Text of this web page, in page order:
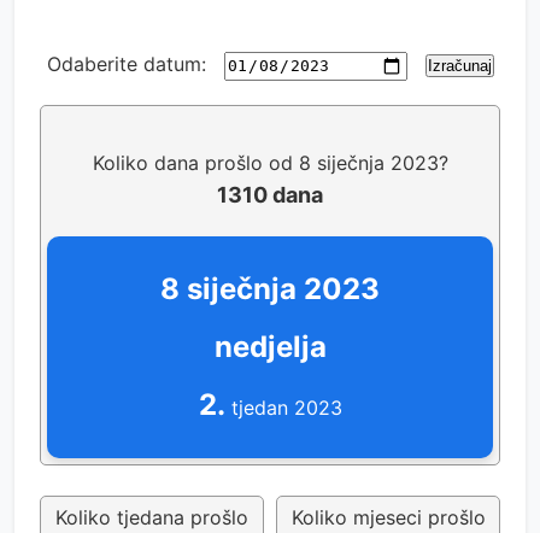
Odaberite datum: Izračunaj
Koliko dana prošlo od 8 siječnja 2023?
1310 dana
8 siječnja 2023
nedjelja
2. tjedan 2023
Koliko tjedana prošlo
Koliko mjeseci prošlo